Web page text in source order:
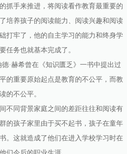
抓手来推进，将阅读看作教育最重要的
培养孩子的阅读能力、阅读兴趣和阅读
打牢了，他的自主学习的能力和终身学
任务也就基本完成了。
·赫希曾在《知识匮乏》一书中提出过
的重要原始起点是教育的不公平，而教
的不公平。
不同背景家庭之间的差距往往和阅读有
的孩子家里由于买不起书，孩子在童年
。这就造成了他们在进入学校学习时在